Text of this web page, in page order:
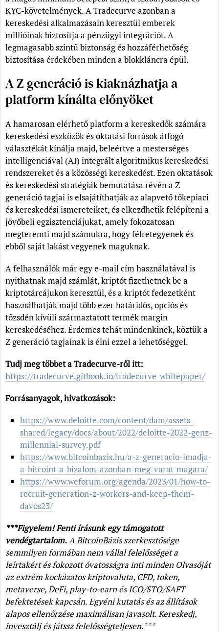
KYC-követelmények. A Tradecurve azonban a
kereskedési alkalmazásain keresztül emberek
millióinak biztosítja a pénzügyi integrációt. A
legmagasabb szintű biztonság és hozzáférhetőség
biztosítása érdekében minden a blokkláncra épül.
A Z generáció is kiaknázhatja a
platform kínálta előnyöket
A hamarosan elérhető platform a kereskedők számára
kereskedési eszközök és oktatási források átfogó
választékát kínálja majd, beleértve a mesterséges
intelligenciával (AI) integrált algoritmikus kereskedési
rendszereket és a közösségi kereskedést. Ezen oktatások
és kereskedési stratégiák bemutatása révén a Z
generáció tagjai is elsajátíthatják az alapvető tőkepiaci
és kereskedési ismereteiket, és elkezdhetik felépíteni a
jövőbeli egzisztenciájukat, amely fokozatosan
megteremti majd számukra, hogy félretegyenek és
ebből saját lakást vegyenek maguknak.
A felhasználók már egy e-mail cím használatával is
nyithatnak majd számlát, kriptót fizethetnek be a
kriptotárcájukon keresztül, és a kriptót fedezetként
használhatják majd több ezer határidős, opciós és
tőzsdén kívüli származtatott termék margin
kereskedéséhez. Érdemes tehát mindenkinek, köztük a
Z generáció tagjainak is élni ezzel a lehetőséggel.
Tudj meg többet a Tradecurve-ről itt:
https://tradecurve.gitbook.io/tradecurve-whitepaper/
Forrásanyagok, hivatkozások:
https://www.deloitte.com/content/dam/assets-
shared/legacy/docs/about/2022/deloitte-2022-genz-
millennial-survey.pdf
https://www.bitcoinbazis.hu/a-z-generacio-imadja-
a-bitcoint-a-bizalom-azonban-meg-varat-magara/
https://www.weforum.org/agenda/2023/01/how-to-
recruit-generation-z-workers-and-keep-them-
davos23/
***Figyelem! Fenti írásunk egy támogatott
vendégtartalom. A BitcoinBázis szerkesztősége
semmilyen formában nem vállal felelősséget a
leírtakért és fokozott óvatosságra inti minden Olvasóját
az extrém kockázatos kriptovaluta, CFD, token,
metaverse, DeFi, play-to-earn és ICO/STO/SAFT
befektetések kapcsán. Egyéni kutatás és az állítások
alapos ellenőrzése maximálisan javasolt. Kereskedj,
invesztálj és játssz felelősségteljesen.***